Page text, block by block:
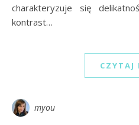
charakteryzuje się
kontrast…
CZYTAJ
myou